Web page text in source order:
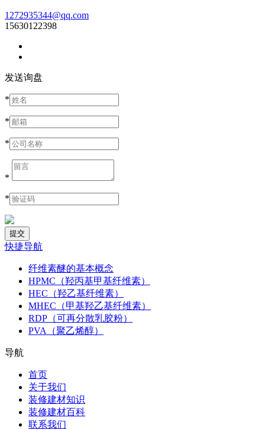
1272935344@qq.com
15630122398
发送询盘
*
*
*
*
*
快捷导航
纤维素醚的基本概念
HPMC（羟丙基甲基纤维素）
HEC（羟乙基纤维素）
MHEC（甲基羟乙基纤维素）
RDP（可再分散乳胶粉）
PVA（聚乙烯醇）
导航
首页
关于我们
装修建材知识
装修建材百科
联系我们